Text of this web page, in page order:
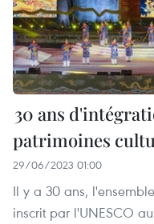
30 ans
patrimoines
29/06/2023 01:00
Il y a 30 ans,
inscrit par l'UNESCO